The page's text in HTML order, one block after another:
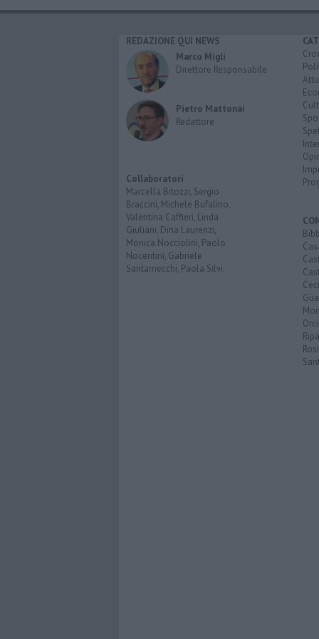
REDAZIONE QUI NEWS
Marco Migli
Direttore Responsabile
Pietro Mattonai
Redattore
Collaboratori
Marcella Bitozzi, Sergio
Braccini, Michele Bufalino,
Valentina Caffieri, Linda
Giuliani, Dina Laurenzi,
Monica Nocciolini, Paolo
Nocentini, Gabriele
Santarnecchi, Paola Silvi.